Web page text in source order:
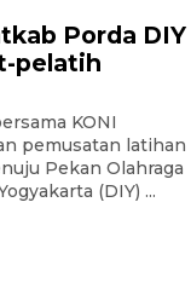
Porda DIY
pelatih
KONI
pemusatan latihan
Pekan Olahraga
(DIY) ...
karya
WIB